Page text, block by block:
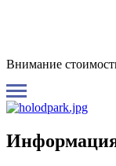
Внимание